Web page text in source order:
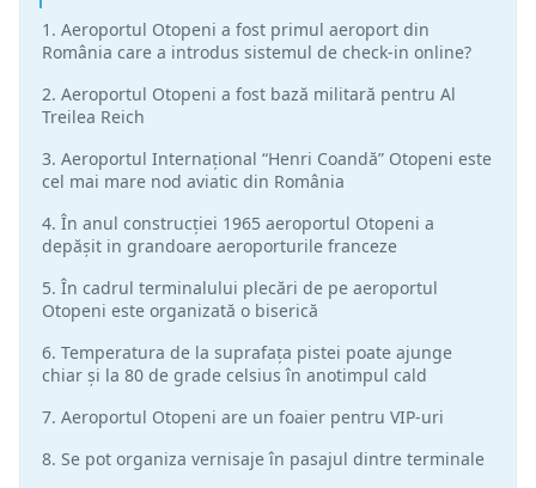
1. Aeroportul Otopeni a fost primul aeroport din
România care a introdus sistemul de check-in online?
2. Aeroportul Otopeni a fost bază militară pentru Al
Treilea Reich
3. Aeroportul Internațional “Henri Coandă” Otopeni este
cel mai mare nod aviatic din România
4. În anul construcției 1965 aeroportul Otopeni a
depășit in grandoare aeroporturile franceze
5. În cadrul terminalului plecări de pe aeroportul
Otopeni este organizată o biserică
6. Temperatura de la suprafața pistei poate ajunge
chiar și la 80 de grade celsius în anotimpul cald
7. Aeroportul Otopeni are un foaier pentru VIP-uri
8. Se pot organiza vernisaje în pasajul dintre terminale